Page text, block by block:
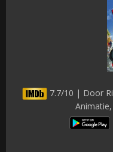
7.7/10 | Door